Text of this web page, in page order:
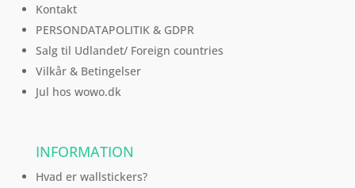
Kontakt
PERSONDATAPOLITIK & GDPR
Salg til Udlandet/ Foreign countries
Vilkår & Betingelser
Jul hos wowo.dk
INFORMATION
Hvad er wallstickers?